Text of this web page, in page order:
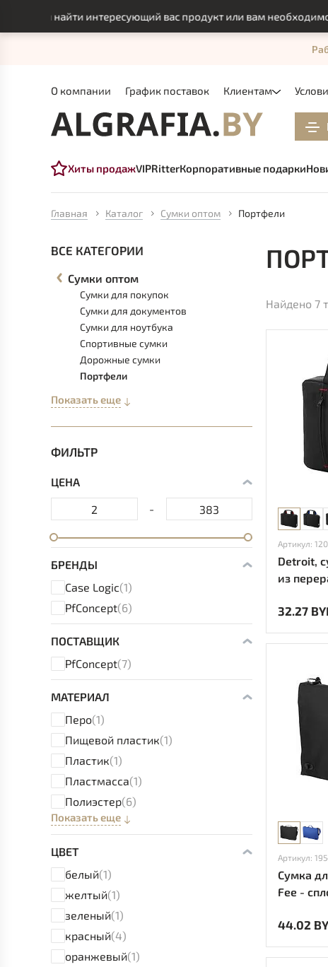
найти интересующий вас продукт или вам необходимо
О компании График поставок Клиентам
Хиты продажVIPRitterКорпоративные подарки
Главная Каталог Сумки оптом Портфели
ВСЕ КАТЕГОРИИ
Сумки оптом
Сумки для покупок
Сумки для документов
Сумки для ноутбука
Спортивные сумки
Дорожные сумки
Портфели
Показать еще
ФИЛЬТР
ЦЕНА
-
БРЕНДЫ
Case Logic(1)
PfConcept(6)
ПОСТАВЩИК
PfConcept(7)
МАТЕРИАЛ
Перо(1)
Пищевой пластик(1)
Пластик(1)
Пластмасса(1)
Полиэстер(6)
Показать еще
ЦВЕТ
белый(1)
желтый(1)
зеленый(1)
красный(4)
оранжевый(1)
Найдено 7
Артикул:
Detroit,
из
32.27
Артикул:
Сумка
Fee -
44.02